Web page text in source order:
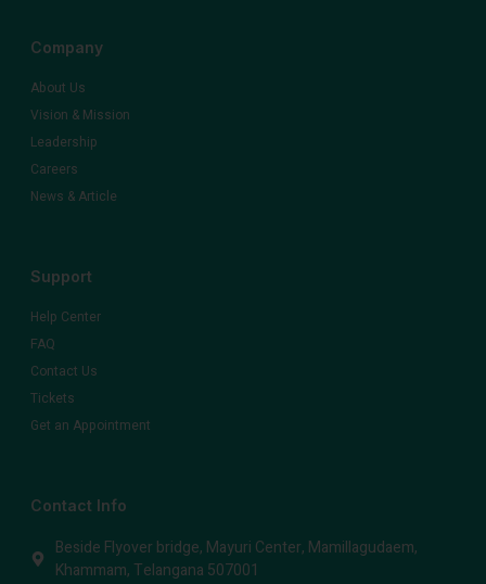
Company
About Us
Vision & Mission
Leadership
Careers
News & Article
Support
Help Center
FAQ
Contact Us
Tickets
Get an Appointment
Contact Info
Beside Flyover bridge, Mayuri Center, Mamillagudaem,
Khammam, Telangana 507001